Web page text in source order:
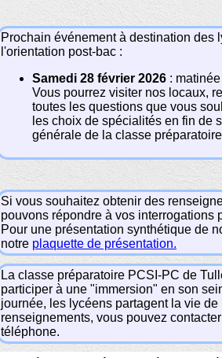
Prochain événement à destination des
l'orientation post-bac :
Samedi 28 février 2026 :
Vous pourrez visiter nos locaux,
toutes les questions que vous
les choix de spécialités en fin de
générale de la classe
Si vous souhaitez obtenir des
pouvons répondre à vos interrogations
Pour une présentation synthétique de
notre plaquette de présentation.
La classe préparatoire PCSI-PC de
participer à une "immersion" en son
journée, les lycéens partagent la vie
renseignements, vous pouvez
téléphone.